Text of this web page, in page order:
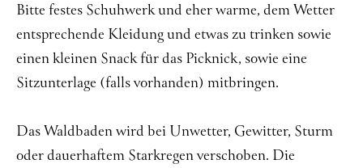
Bitte festes Schuhwerk und eher warme, dem Wetter
entsprechende Kleidung und etwas zu trinken sowie
einen kleinen Snack für das Picknick, sowie eine
Sitzunterlage (falls vorhanden) mitbringen.
Das Waldbaden wird bei Unwetter, Gewitter, Sturm
oder dauerhaftem Starkregen verschoben. Die